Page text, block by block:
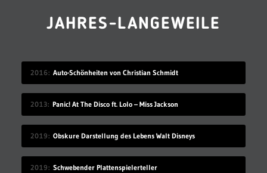
JAHRES-LANGEWEILE
2016 Auto-Schönheiten von Christian Schmidt
2013 Panic! At The Disco ft. Lolo – Miss Jackson
2019 Obskure Darstellung des Lebens Walt Disneys
2019 Schwebender Plattenspielerteller